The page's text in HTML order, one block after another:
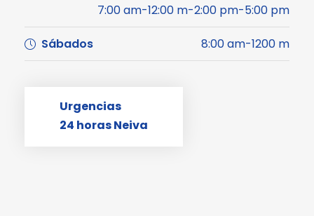
7:00 am-12:00 m-2:00 pm-5:00 pm
Sábados 8:00 am-1200 m
Urgencias
24 horas Neiva